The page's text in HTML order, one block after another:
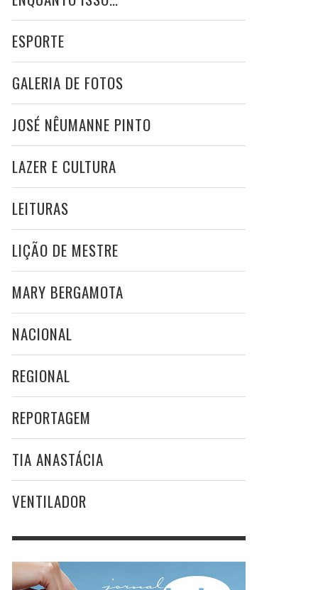
ESPORTE
GALERIA DE FOTOS
JOSÉ NÊUMANNE PINTO
LAZER E CULTURA
LEITURAS
LIÇÃO DE MESTRE
MARY BERGAMOTA
NACIONAL
REGIONAL
REPORTAGEM
TIA ANASTÁCIA
VENTILADOR